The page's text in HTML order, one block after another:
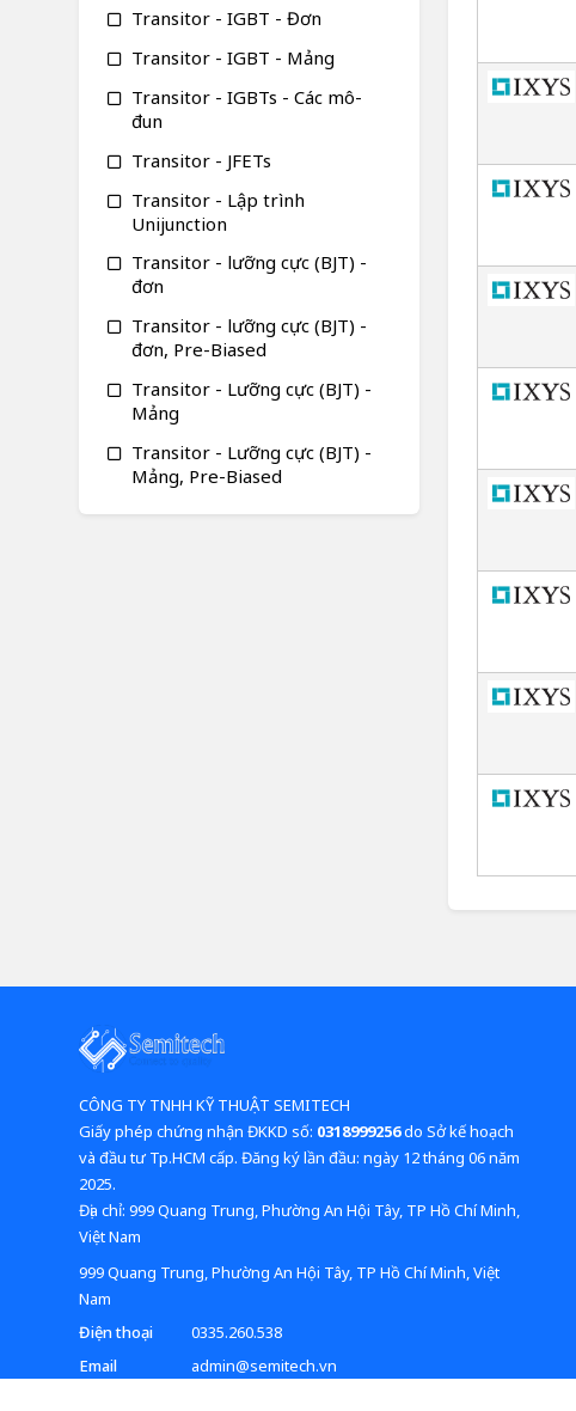
Transitor - IGBT - Đơn
Transitor - IGBT - Mảng
Transitor - IGBTs - Các mô-
đun
Transitor - JFETs
Transitor - Lập trình
Unijunction
Transitor - lưỡng cực (BJT) -
đơn
Transitor - lưỡng cực (BJT) -
đơn, Pre-Biased
Transitor - Lưỡng cực (BJT) -
Mảng
Transitor - Lưỡng cực (BJT) -
Mảng, Pre-Biased
CÔNG TY TNHH KỸ THUẬT SEMITECH
Giấy phép chứng nhận ĐKKD số: 0318999256do Sở kế hoạch
và đầu tư Tp.HCM cấp. Đăng ký lần đầu: ngày 12 tháng 06 năm
2025.
​​​​​​​Địa chỉ: 999 Quang Trung, Phường An Hội Tây, TP Hồ Chí Minh,
Việt Nam
999 Quang Trung, Phường An Hội Tây, TP Hồ Chí Minh, Việt
Nam
Điện thoại
0335.260.538
Email
admin@semitech.vn